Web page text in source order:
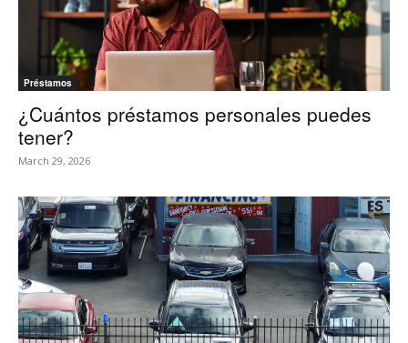
Préstamos
¿Cuántos préstamos personales puedes
tener?
March 29, 2026